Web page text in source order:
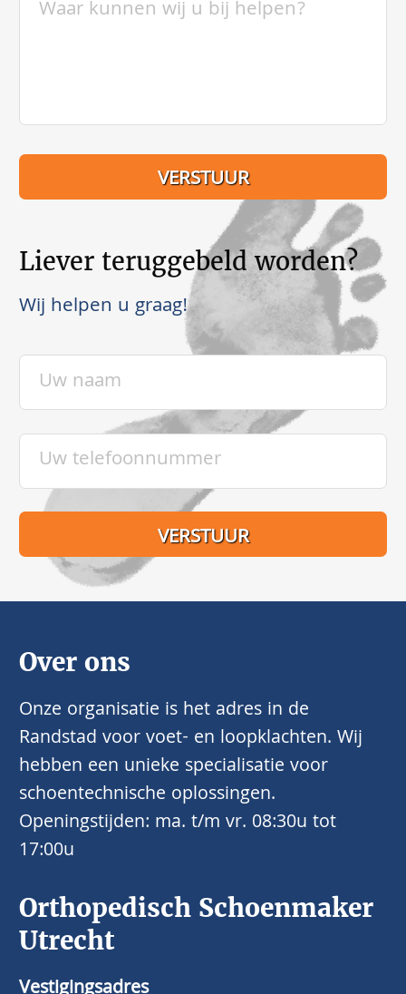
Liever teruggebeld worden?
Wij helpen u graag!
Orthopedisch Schoenmaker
Utrecht
Over ons
Onze organisatie is het adres in de
Randstad voor voet- en loopklachten. Wij
hebben een unieke specialisatie voor
schoentechnische oplossingen.
Openingstijden: ma. t/m vr. 08:30u tot
17:00u